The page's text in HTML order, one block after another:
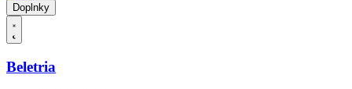
Doplnky
Beletria